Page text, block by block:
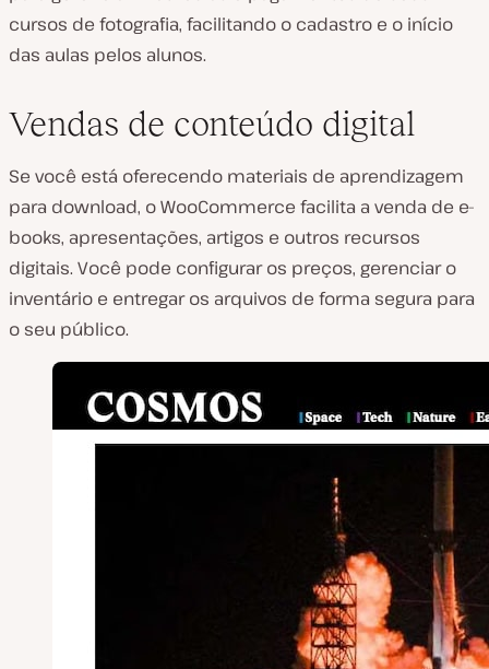
cursos de fotografia, facilitando o cadastro e o início
das aulas pelos alunos.
Vendas de conteúdo digital
Se você está oferecendo materiais de aprendizagem
para download, o WooCommerce facilita a venda de e-
books, apresentações, artigos e outros recursos
digitais. Você pode configurar os preços, gerenciar o
inventário e entregar os arquivos de forma segura para
o seu público.